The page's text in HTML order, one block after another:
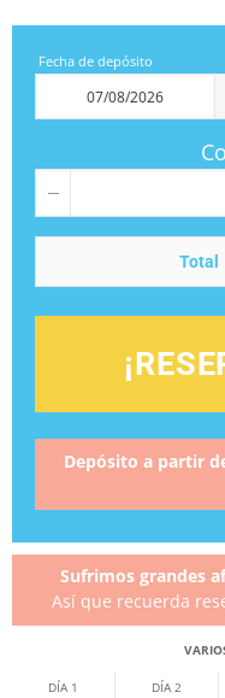
Fecha de depósito
Total
Depósito a partir
Sufrimos grandes
Así que recuerda
DÍA 1 DÍA 2